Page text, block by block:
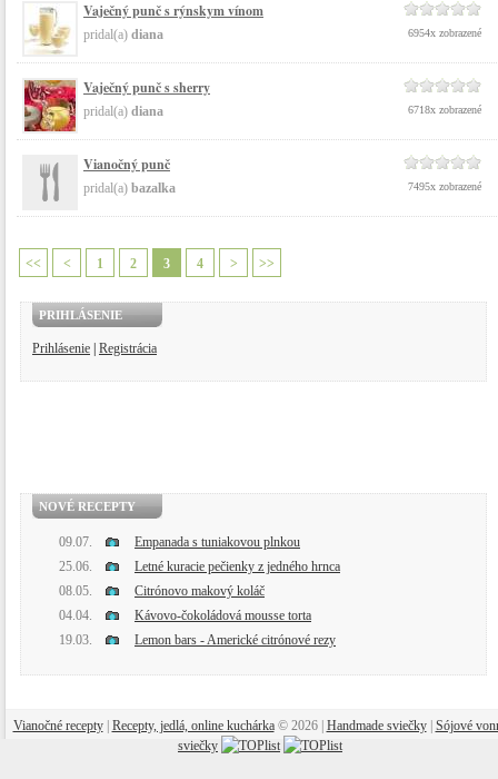
Vaječný punč s rýnskym vínom
pridal(a) diana 6954x zobrazené
Vaječný punč s sherry
pridal(a) diana 6718x zobrazené
Vianočný punč
pridal(a) bazalka 7495x zobrazené
<< < 1 2 3 4 > >>
PRIHLÁSENIE
Prihlásenie Registrácia
NOVÉ RECEPTY
09.07.
Empanada s tuniakovou plnkou
25.06.
Letné kuracie pečienky z jedného hrnca
08.05.
Citrónovo makový koláč
04.04.
Kávovo-čokoládová mousse torta
19.03.
Lemon bars - Americké citrónové rezy
Vianočné recepty| Recepty, jedlá, online kuchárka© 2026 | Handmade sviečky| Sójové
sviečky